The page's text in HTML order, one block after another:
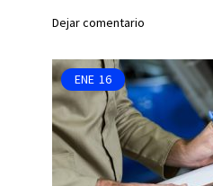
Dejar comentario
ENE 16